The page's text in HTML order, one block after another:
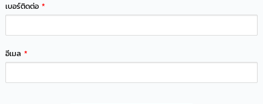
เบอร์ติดต่อ*
อีเมล*